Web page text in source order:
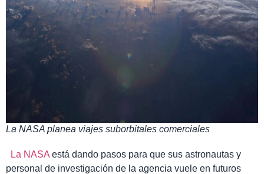
La NASA planea viajes suborbitales comerciales
La NASA está dando pasos para que sus astronautas y
personal de investigación de la agencia vuele en futuros